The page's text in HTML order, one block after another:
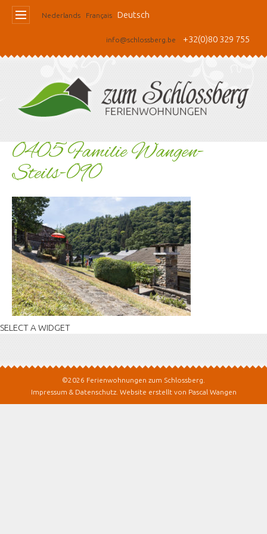
Nederlands Français Deutsch
info@schlossberg.be +32(0)80 329 755
0405 Familie Wangen-
Steils-090
SELECT A WIDGET
©2026 Ferienwohnungen zum Schlossberg.
Impressum & Datenschutz. Website erstellt von Pascal Wangen